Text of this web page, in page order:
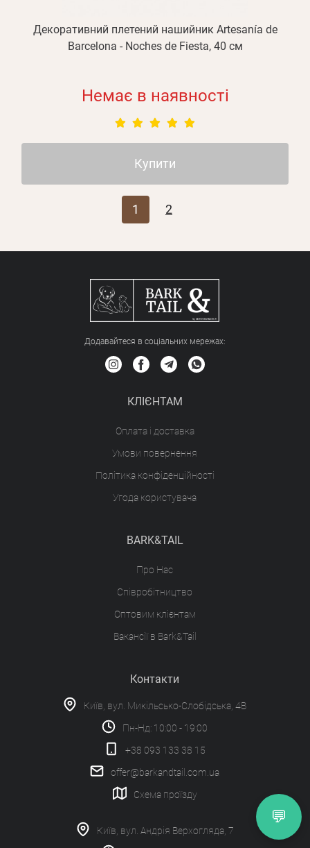
Декоративний плетений нашийник Artesanía de
Barcelona - Noches de Fiesta, 40 см
Немає в наявності
Купити
1 2
Додавайтеся в соціальних мережах:
КЛІЄНТАМ
Оплата і доставка
Умови повернення
Політика конфіденційності
Угода користувача
BARK&TAIL
Про Нас
Співробітництво
Оптовим клієнтам
Вакансії в Bark&Tail
Контакти
Київ, вул. Микільсько-Слобідська, 4В
Пн-Нд: 10:00 - 19:00
+38 093 133 38 15
offer@barkandtail.com.ua
Схема проїзду
Київ, вул. Андрія Верхогляда, 7
💬